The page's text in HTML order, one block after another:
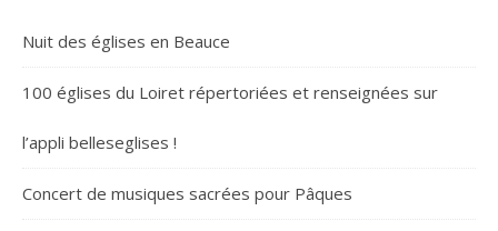
Nuit des églises en Beauce
100 églises du Loiret répertoriées et renseignées sur
l’appli belleseglises !
Concert de musiques sacrées pour Pâques